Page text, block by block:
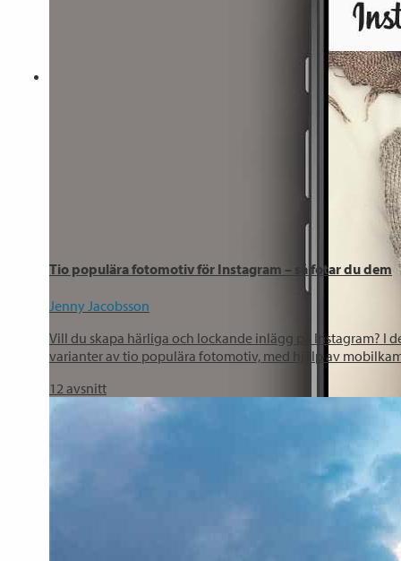
Tio populära fotomotiv för Instagram – så fotar du dem
Jenny Jacobsson
Vill du skapa härliga och lockande inlägg på Instagram? I
varianter av tio populära fotomotiv, med hjälp av
12avsnitt